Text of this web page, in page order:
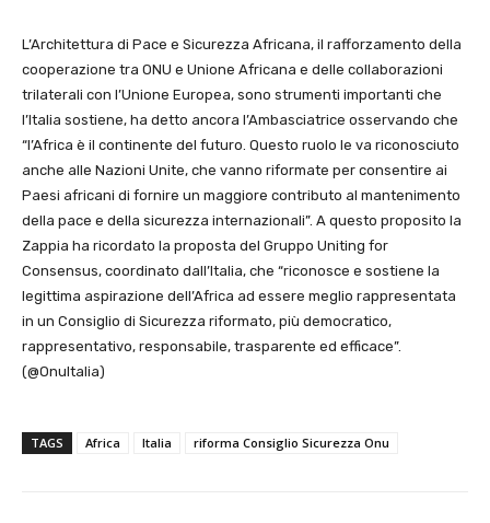
L’Architettura di Pace e Sicurezza Africana, il rafforzamento della
cooperazione tra ONU e Unione Africana e delle collaborazioni
trilaterali con l’Unione Europea, sono strumenti importanti che
l’Italia sostiene, ha detto ancora l’Ambasciatrice osservando che
“l’Africa è il continente del futuro. Questo ruolo le va riconosciuto
anche alle Nazioni Unite, che vanno riformate per consentire ai
Paesi africani di fornire un maggiore contributo al mantenimento
della pace e della sicurezza internazionali”. A questo proposito la
Zappia ha ricordato la proposta del Gruppo Uniting for
Consensus, coordinato dall’Italia, che “riconosce e sostiene la
legittima aspirazione dell’Africa ad essere meglio rappresentata
in un Consiglio di Sicurezza riformato, più democratico,
rappresentativo, responsabile, trasparente ed efficace”.
(@OnuItalia)
TAGS Africa Italia riforma Consiglio Sicurezza Onu